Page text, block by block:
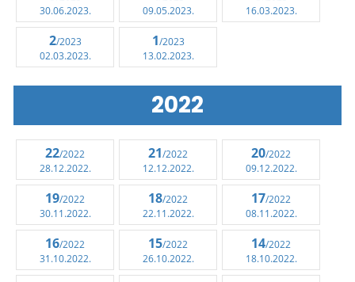
30.06.2023.
09.05.2023.
16.03.2023.
2/2023
02.03.2023.
1/2023
13.02.2023.
2022
22/2022
28.12.2022.
21/2022
12.12.2022.
20/2022
09.12.2022.
19/2022
30.11.2022.
18/2022
22.11.2022.
17/2022
08.11.2022.
16/2022
31.10.2022.
15/2022
26.10.2022.
14/2022
18.10.2022.